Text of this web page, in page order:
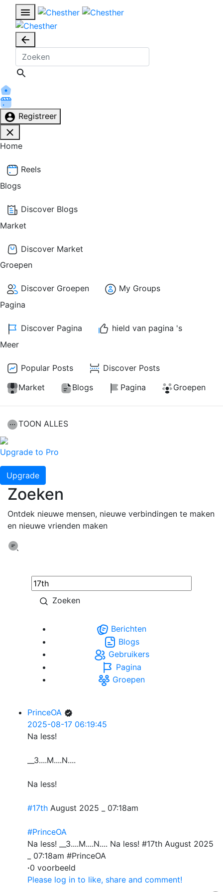
Registreer
Home
Reels
Blogs
Discover Blogs
Market
Discover Market
Groepen
Discover Groepen
My Groups
Pagina
Discover Pagina
hield van pagina 's
Meer
Popular Posts
Discover Posts
Market
Blogs Pagina Groepen
TOON ALLES
Upgrade to Pro
Upgrade
Zoeken
Ontdek nieuwe mensen, nieuwe verbindingen te maken
en nieuwe vrienden maken
Zoeken
Berichten
Blogs
Gebruikers
Pagina
Groepen
PrinceOA
2025-08-17 06:19:45
Na less!
__3....M....N....
Na less!
#17th August 2025 _ 07:18am
#PrinceOA
Na less! __3....M....N.... Na less! #17th August 2025
_ 07:18am #PrinceOA
·0 voorbeeld
Please log in to like, share and comment!